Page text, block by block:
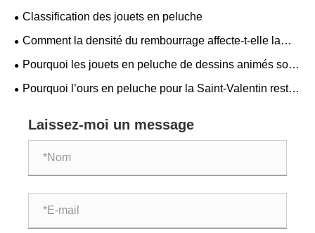
Classification des jouets en peluche
Comment la densité du rembourrage affecte-t-elle la
douceur et la rétention de forme des jouets en peluche ?
Pourquoi les jouets en peluche de dessins animés sont-
ils plus importants en hiver ?
Pourquoi l’ours en peluche pour la Saint-Valentin reste-
Laissez-moi un message